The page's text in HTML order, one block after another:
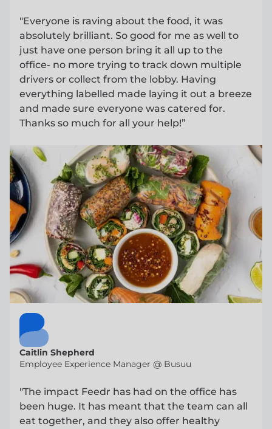
"Everyone is raving about the food, it was
absolutely brilliant. So good for me as well to
just have one person bring it all up to the
office- no more trying to track down multiple
drivers or collect from the lobby. Having
everything labelled made laying it out a breeze
and made sure everyone was catered for.
Thanks so much for all your help!”
Caitlin Shepherd
Employee Experience Manager @ Busuu
"The impact Feedr has had on the office has
been huge. It has meant that the team can all
eat together, and they also offer healthy